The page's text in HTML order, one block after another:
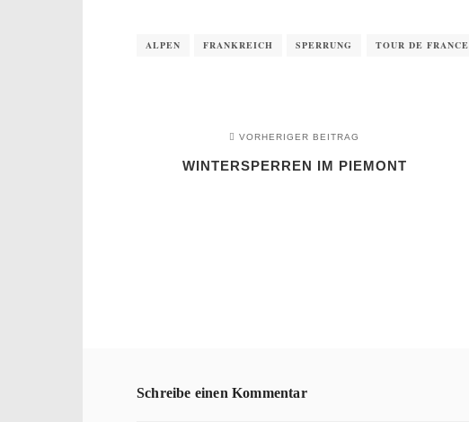
ALPEN FRANKREICH SPERRUNG TOUR DE FRANCE
VORHERIGER BEITRAG
WINTERSPERREN IM PIEMONT
Schreibe einen Kommentar